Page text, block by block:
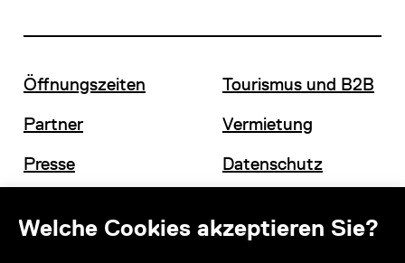
Welche Cookies akzeptieren Sie?
Öffnungszeiten
Partner
Presse
Tourismus und B2B
Vermietung
Datenschutz